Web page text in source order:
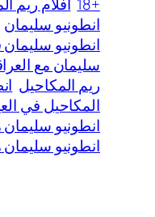
انطونيو سليمان
انطونيو
سليمان مع
ريم المكاحيل
المكاحيل في
انطونيو
انطونيو